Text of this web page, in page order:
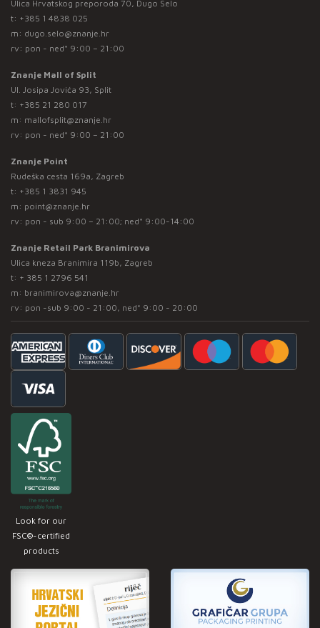
Ulica Hrvatskog preporoda 70, Dugo Selo
t: +385 1 4838 025
m: dugo.selo@znanje.hr
rv: pon - ned* 9:00 – 21:00
Znanje Mall of Split
Ul. Josipa Jovića 93, Split
t: +385 21 280 017
m: mallofsplit@znanje.hr
rv: pon - ned* 9:00 – 21:00
Znanje Point
Rudeška cesta 169a, Zagreb
t: +385 1 3831 945
m: point@znanje.hr
rv: pon - sub 9:00 – 21:00; ned* 9:00-14:00
Znanje Retail Park Branimirova
Ulica kneza Branimira 119b, Zagreb
t: + 385 1 2796 541
m: branimirova@znanje.hr
rv: pon -sub 9:00 - 21:00, ned* 9:00 - 20:00
Look for our
FSC®-certified
products